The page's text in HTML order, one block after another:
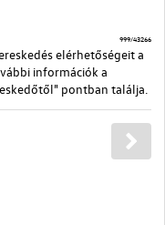
elérhetőségeit a
információk a
pontban találja.
999/43266